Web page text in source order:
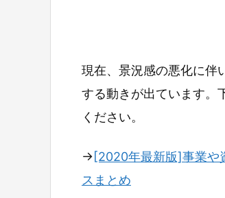
現在、景況感の悪化に伴
する動きが出ています。
ください。
→[2020年最新版]事業や
スまとめ